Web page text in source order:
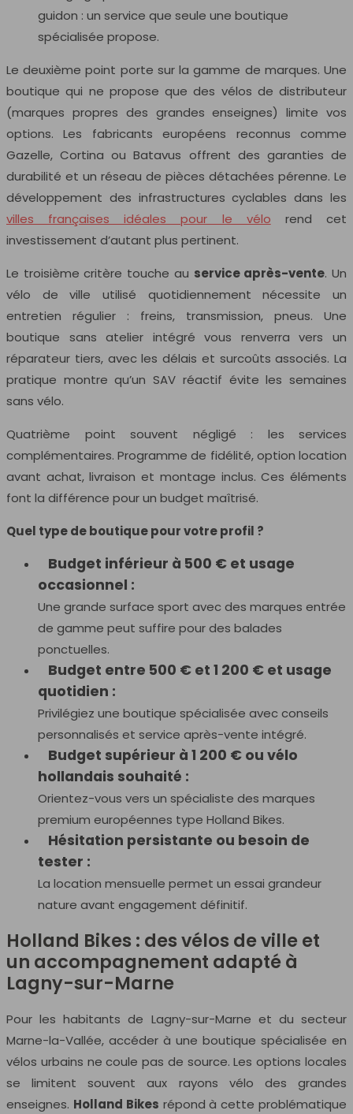
guidon : un service que seule une boutique
spécialisée propose.
Le deuxième point porte sur la gamme de marques. Une
boutique qui ne propose que des vélos de distributeur
(marques propres des grandes enseignes) limite vos
options. Les fabricants européens reconnus comme
Gazelle, Cortina ou Batavus offrent des garanties de
durabilité et un réseau de pièces détachées pérenne. Le
développement des infrastructures cyclables dans les
villes françaises idéales pour le vélo rend cet
investissement d’autant plus pertinent.
Le troisième critère touche au service après-vente. Un
vélo de ville utilisé quotidiennement nécessite un
entretien régulier : freins, transmission, pneus. Une
boutique sans atelier intégré vous renverra vers un
réparateur tiers, avec les délais et surcoûts associés. La
pratique montre qu’un SAV réactif évite les semaines
sans vélo.
Quatrième point souvent négligé : les services
complémentaires. Programme de fidélité, option location
avant achat, livraison et montage inclus. Ces éléments
font la différence pour un budget maîtrisé.
Quel type de boutique pour votre profil ?
Budget inférieur à 500 € et usage
occasionnel :
Une grande surface sport avec des marques entrée
de gamme peut suffire pour des balades
ponctuelles.
Budget entre 500 € et 1 200 € et usage
quotidien :
Privilégiez une boutique spécialisée avec conseils
personnalisés et service après-vente intégré.
Budget supérieur à 1 200 € ou vélo
hollandais souhaité :
Orientez-vous vers un spécialiste des marques
premium européennes type Holland Bikes.
Hésitation persistante ou besoin de
tester :
La location mensuelle permet un essai grandeur
nature avant engagement définitif.
Holland Bikes : des vélos de ville et
un accompagnement adapté à
Lagny-sur-Marne
Pour les habitants de Lagny-sur-Marne et du secteur
Marne-la-Vallée, accéder à une boutique spécialisée en
vélos urbains ne coule pas de source. Les options locales
se limitent souvent aux rayons vélo des grandes
enseignes. Holland Bikes répond à cette problématique